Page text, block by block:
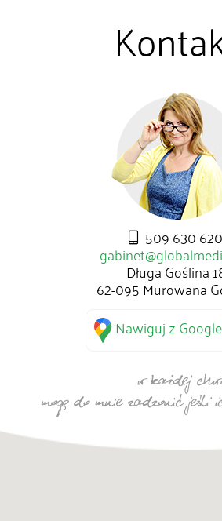
509 630 620
Długa Goślina
62-095 Murowana
Nawiguj z